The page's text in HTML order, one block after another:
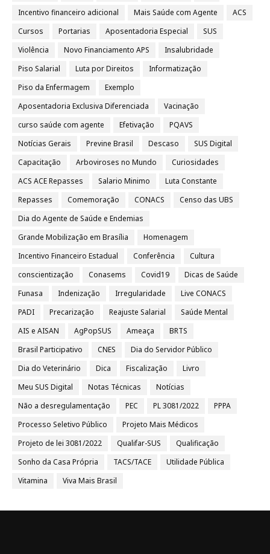
Incentivo financeiro adicional
Mais Saúde com Agente
ACS
Cursos
Portarias Aposentadoria Especial
SUS
Violência
Novo Financiamento APS
Insalubridade
Piso Salarial
Luta por Direitos
Informatização
Piso da Enfermagem
Exemplo
Aposentadoria Exclusiva Diferenciada
Vacinação
curso saúde com agente
Efetivação
PQAVS
Notícias Gerais
Previne Brasil Descaso
SUS Digital
Capacitação
Arboviroses no Mundo
Curiosidades
ACS ACE Repasses
Salario Minimo
Luta Constante
Repasses
Comemoração CONACS
Censo das UBS
Dia do Agente de Saúde e Endemias
Grande Mobilização em Brasília
Homenagem
Incentivo Financeiro Estadual
Conferência
Cultura
conscientização
Conasems Covid19
Dicas de Saúde
Funasa
Indenização Irregularidade
Live CONACS
PADI
Precarização Reajuste Salarial
Saúde Mental
AIS e AISAN
AgPopSUS Ameaça
BRTS
Brasil Participativo
CNES
Dia do Servidor Público
Dia do Veterinário
Dica Fiscalização
Livro
Meu SUS Digital
Notas Técnicas
Notícias
Não a desregulamentação
PEC PL 3081/2022
PPPA
Processo Seletivo Público
Projeto Mais Médicos
Projeto de lei 3081/2022
Qualifar-SUS
Qualificação
Sonho da Casa Própria
TACS/TACE
Utilidade Pública
Vitamina
Viva Mais Brasil